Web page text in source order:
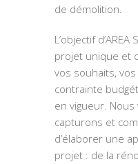
de démolition.
L’objectif
projet unique et
vos souhaits,
contrainte
en vigueur.
capturons et
d’élaborer une
projet : de la